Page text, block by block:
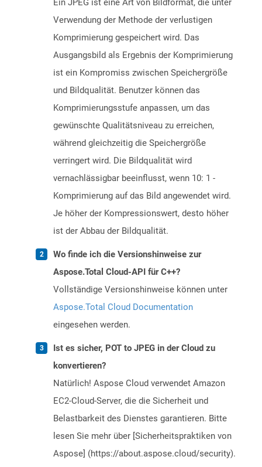
Ein JPEG ist eine Art von Bildformat, die unter
Verwendung der Methode der verlustigen
Komprimierung gespeichert wird. Das
Ausgangsbild als Ergebnis der Komprimierung
ist ein Kompromiss zwischen Speichergröße
und Bildqualität. Benutzer können das
Komprimierungsstufe anpassen, um das
gewünschte Qualitätsniveau zu erreichen,
während gleichzeitig die Speichergröße
verringert wird. Die Bildqualität wird
vernachlässigbar beeinflusst, wenn 10: 1 -
Komprimierung auf das Bild angewendet wird.
Je höher der Kompressionswert, desto höher
ist der Abbau der Bildqualität.
Wo finde ich die Versionshinweise zur
Aspose.Total Cloud-API für C++?
Vollständige Versionshinweise können unter
Aspose.Total Cloud Documentation
eingesehen werden.
Ist es sicher, POT to JPEG in der Cloud zu
konvertieren?
Natürlich! Aspose Cloud verwendet Amazon
EC2-Cloud-Server, die die Sicherheit und
Belastbarkeit des Dienstes garantieren. Bitte
lesen Sie mehr über [Sicherheitspraktiken von
Aspose] (https://about.aspose.cloud/security).